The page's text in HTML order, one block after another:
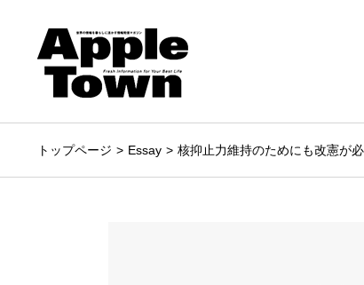
トップページ Essay 核抑止力維持のためにも改憲が